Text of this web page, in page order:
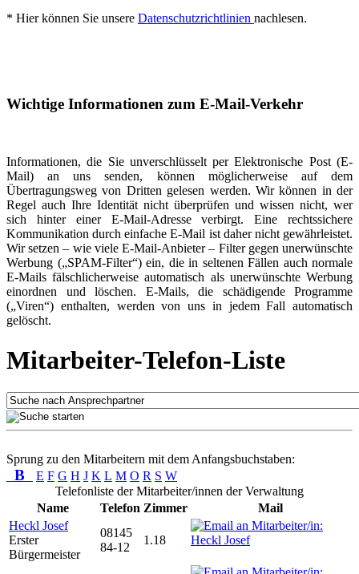
* Hier können Sie unsere Datenschutzrichtlinien nachlesen.
Wichtige Informationen zum E-Mail-Verkehr
Informationen, die Sie unverschlüsselt per Elektronische Post (E-
Mail) an uns senden, können möglicherweise auf dem
Übertragungsweg von Dritten gelesen werden. Wir können in der
Regel auch Ihre Identität nicht überprüfen und wissen nicht, wer
sich hinter einer E-Mail-Adresse verbirgt. Eine rechtssichere
Kommunikation durch einfache E-Mail ist daher nicht gewährleistet.
Wir setzen – wie viele E-Mail-Anbieter – Filter gegen unerwünschte
Werbung („SPAM-Filter“) ein, die in seltenen Fällen auch normale
E-Mails fälschlicherweise automatisch als unerwünschte Werbung
einordnen und löschen. E-Mails, die schädigende Programme
(„Viren“) enthalten, werden von uns in jedem Fall automatisch
gelöscht.
Mitarbeiter-Telefon-Liste
Sprung zu den Mitarbeitern mit dem Anfangsbuchstaben:
B E F G H J K L M O R S W
Telefonliste der Mitarbeiter/innen der Verwaltung
Name
Telefon Zimmer
Mail
Heckl Josef
Erster
Bürgermeister
08145
84-12
1.18